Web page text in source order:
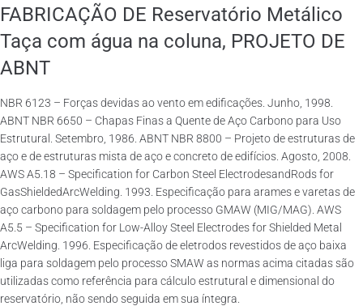
FABRICAÇÃO DE Reservatório Metálico
Taça com água na coluna, PROJETO DE
ABNT
NBR 6123 – Forças devidas ao vento em edificações. Junho, 1998.
ABNT NBR 6650 – Chapas Finas a Quente de Aço Carbono para Uso
Estrutural. Setembro, 1986. ABNT NBR 8800 – Projeto de estruturas de
aço e de estruturas mista de aço e concreto de edifícios. Agosto, 2008.
AWS A5.18 – Specification for Carbon Steel ElectrodesandRods for
GasShieldedArcWelding. 1993. Especificação para arames e varetas de
aço carbono para soldagem pelo processo GMAW (MIG/MAG). AWS
A5.5 – Specification for Low-Alloy Steel Electrodes for Shielded Metal
ArcWelding. 1996. Especificação de eletrodos revestidos de aço baixa
liga para soldagem pelo processo SMAW as normas acima citadas são
utilizadas como referência para cálculo estrutural e dimensional do
reservatório, não sendo seguida em sua íntegra.